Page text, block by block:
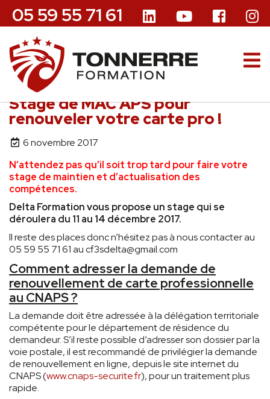
05 59 55 71 61
Stage de MAC APS pour
renouveler votre carte pro !
6 novembre 2017
N’attendez pas qu’il soit trop tard pour faire votre
stage de maintien et d’actualisation des
compétences.
Delta Formation vous propose un stage qui se
déroulera du 11 au 14 décembre 2017.
Il reste des places donc n’hésitez pas à nous contacter au
05 59 55 71 61 au cf3sdelta@gmail.com
Comment adresser la demande de
renouvellement de carte professionnelle
au CNAPS ?
La demande doit être adressée à la délégation territoriale
compétente pour le département de résidence du
demandeur. S’il reste possible d’adresser son dossier par la
voie postale, il est recommandé de privilégier la demande
de renouvellement en ligne, depuis le site internet du
CNAPS (www.cnaps-securite.fr), pour un traitement plus
rapide.